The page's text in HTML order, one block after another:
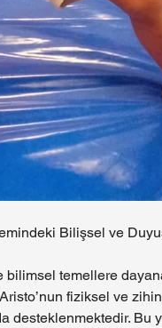
Bilişsel ve
bilimsel temellere
fiziksel ve
desteklenmektedir. Bu